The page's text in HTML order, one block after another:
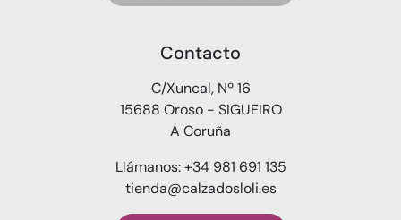
Contacto
C/Xuncal, Nº 16
15688 Oroso - SIGUEIRO
A Coruña
Llámanos: +34 981 691 135
tienda@calzadosloli.es